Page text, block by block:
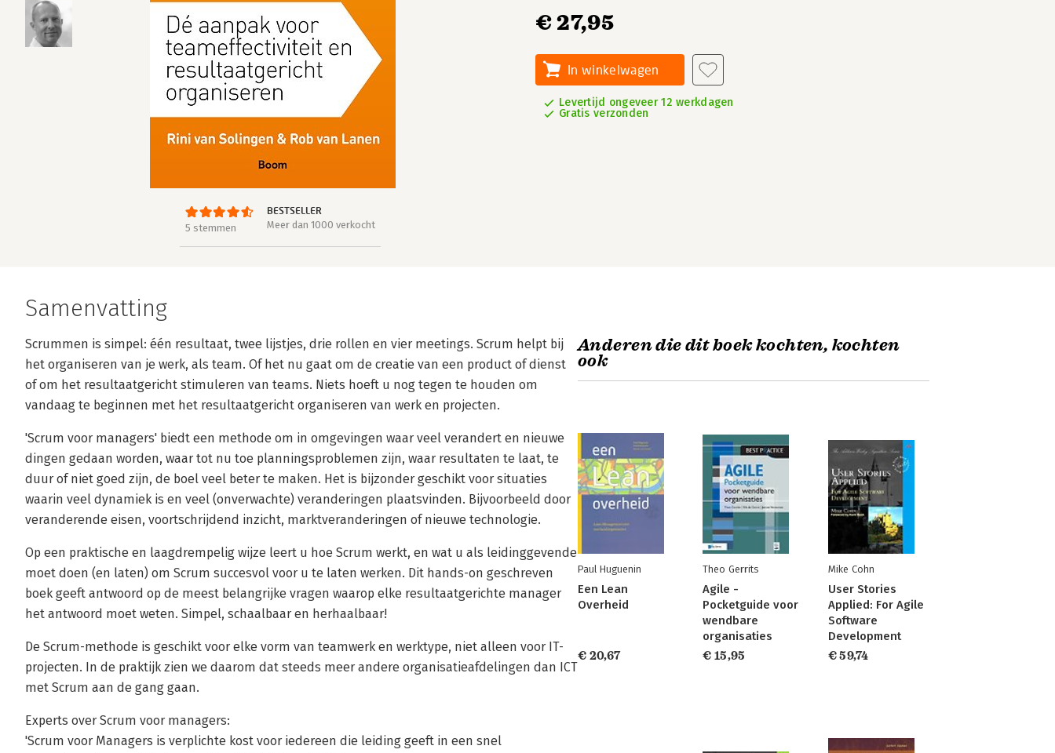
5 stemmen
BESTSELLER
Meer dan 1000 verkocht
€ 27,95
In winkelwagen
Levertijd ongeveer 12 werkdagen
Gratis verzonden
Samenvatting
Scrummen is simpel: één resultaat, twee lijstjes, drie rollen en vier meetings. Scrum helpt bij
het organiseren van je werk, als team. Of het nu gaat om de creatie van een product of dienst
of om het resultaatgericht stimuleren van teams. Niets hoeft u nog tegen te houden om
vandaag te beginnen met het resultaatgericht organiseren van werk en projecten.
'Scrum voor managers' biedt een methode om in omgevingen waar veel verandert en nieuwe
dingen gedaan worden, waar tot nu toe planningsproblemen zijn, waar resultaten te laat, te
duur of niet goed zijn, de boel veel beter te maken. Het is bijzonder geschikt voor situaties
waarin veel dynamiek is en veel (onverwachte) veranderingen plaatsvinden. Bijvoorbeeld door
veranderende eisen, voortschrijdend inzicht, marktveranderingen of nieuwe technologie.
Op een praktische en laagdrempelig wijze leert u hoe Scrum werkt, en wat u als leidinggevende
moet doen (en laten) om Scrum succesvol voor u te laten werken. Dit hands-on geschreven
boek geeft antwoord op de meest belangrijke vragen waarop elke resultaatgerichte manager
het antwoord moet weten. Simpel, schaalbaar en herhaalbaar!
De Scrum-methode is geschikt voor elke vorm van teamwerk en werktype, niet alleen voor IT-
projecten. In de praktijk zien we daarom dat steeds meer andere organisatieafdelingen dan ICT
met Scrum aan de gang gaan.
Experts over Scrum voor managers:
'Scrum voor Managers is verplichte kost voor iedereen die leiding geeft in een snel
Anderen die dit boek kochten, kochten
ook
Paul Huguenin
Een Lean
Overheid
€ 20,67
Theo Gerrits
Agile -
Pocketguide voor
wendbare
organisaties
€ 15,95
Mike Cohn
User Stories
Applied: For Agile
Software
Development
€ 59,74